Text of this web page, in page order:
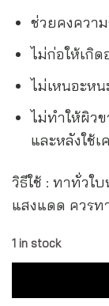
ช่วยคงควา
ไม่ก่อให้เกิด
ไม่เหนอะห
ไม่ทำให้ผิว
และหลังใช้เ
วิธีใช้ : ทาทั่วใ
แสงแดด ควรท
1 in stock